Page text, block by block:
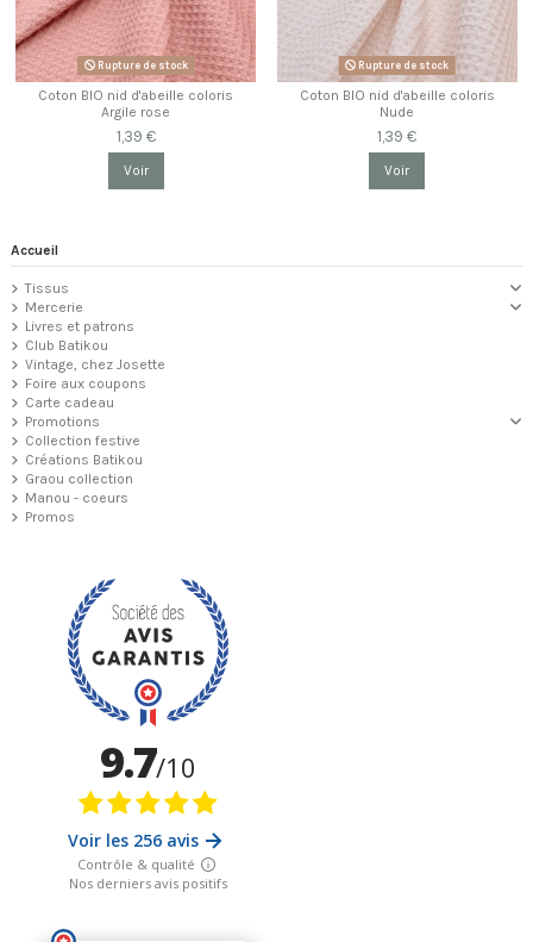
Rupture de stock
Coton BIO nid d'abeille coloris
Argile rose
1,39 €
Voir
Rupture de stock
Coton BIO nid d'abeille coloris
Nude
1,39 €
Voir
Accueil
Tissus
Mercerie
Livres et patrons
Club Batikou
Vintage, chez Josette
Foire aux coupons
Carte cadeau
Promotions
Collection festive
Créations Batikou
Graou collection
Manou - coeurs
Promos